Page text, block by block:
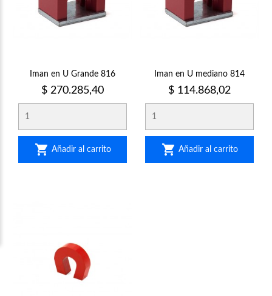
Iman en U Grande 816
Precio
$ 270.285,40
 Añadir al carrito
Iman en U mediano 814
Precio
$ 114.868,02
 Añadir al carrito